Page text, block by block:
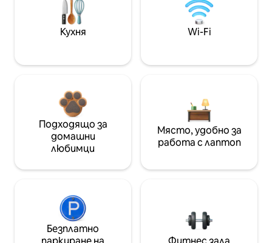
Кухня Wi-Fi
Подходящо за
домашни
любимци
Място, удобно за
работа с лаптоп
Безплатно